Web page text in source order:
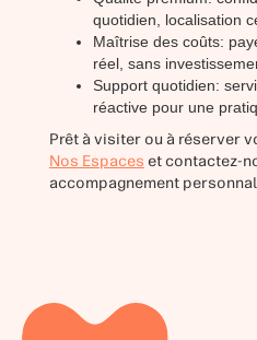
quotidien, localisation
Maîtrise des coûts:
réel, sans
Support quotidien:
réactive pour une
Prêt à visiter ou à réserver
Nos Espaces et contactez-
accompagnement